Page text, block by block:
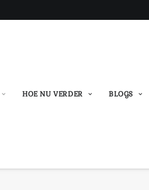
HOE NU VERDER BLOGS